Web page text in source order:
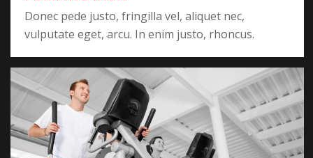
Donec pede justo, fringilla vel, aliquet nec,
vulputate eget, arcu. In enim justo, rhoncus.